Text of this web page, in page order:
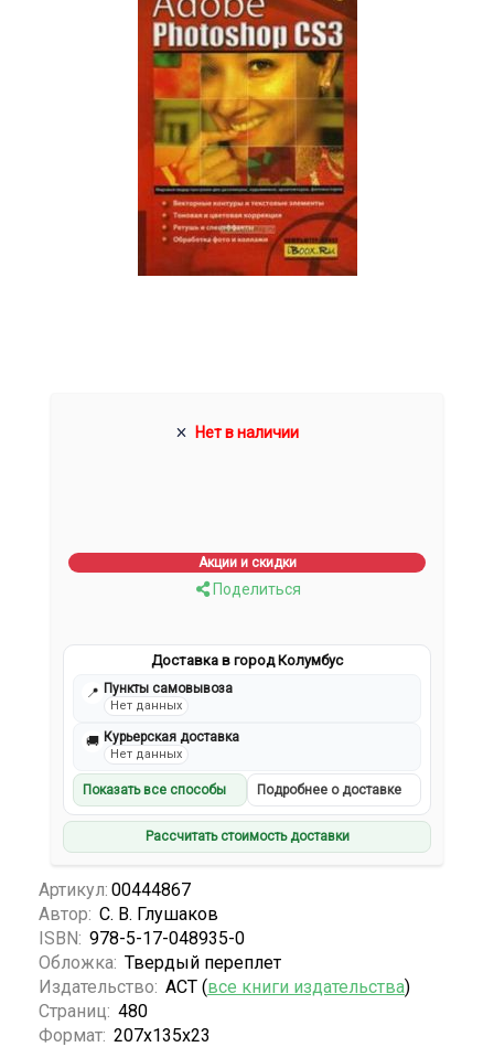
Нет в наличии
Акции и скидки
Поделиться
Доставка в город Колумбус
📍 Пункты самовывоза
Нет данных
🚚 Курьерская доставка
Нет данных
Показать все способы Подробнее о доставке
Рассчитать стоимость доставки
Артикул: 00444867
Автор: С. В. Глушаков
ISBN: 978-5-17-048935-0
Обложка: Твердый переплет
Издательство: АСТ (все книги издательства)
Страниц: 480
Формат: 207x135x23